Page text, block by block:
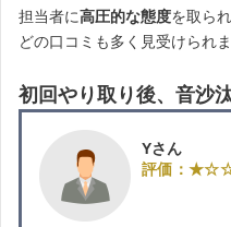
担当者に高圧的な態度を取られ
どの口コミも多く見受けられま
初回やり取り後、音沙
Yさん
評価：